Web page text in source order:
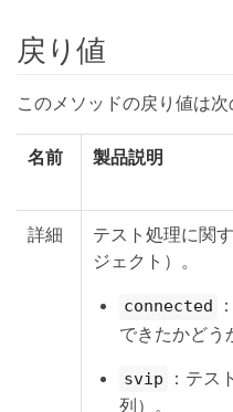
戻り値
このメソッドの戻り値は次
名前 製品説明
詳細
テスト処理に関
ジェクト）。
connected
できたかどう
svip
：テス
列）。